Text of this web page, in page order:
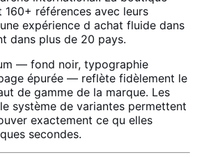
références avec leurs
expérience d achat fluide dans
dans plus de 20 pays.
— fond noir, typographie
épurée — reflète fidèlement le
de gamme de la marque. Les
système de variantes permettent
exactement ce qu elles
secondes.